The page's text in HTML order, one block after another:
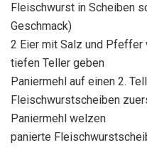
Fleischwurst in Scheiben
Geschmack)
2 Eier mit Salz und Pfeffer
tiefen Teller geben
Paniermehl auf einen 2.
Fleischwurstscheiben
Paniermehl welzen
panierte